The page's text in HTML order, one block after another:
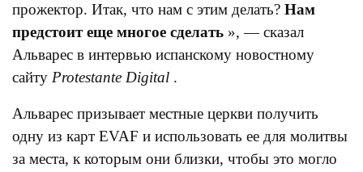
прожектор. Итак, что нам с этим делать? Нам
предстоит еще многое сделать », — сказал
Альварес в интервью испанскому новостному
сайту Protestante Digital .
Альварес призывает местные церкви получить
одну из карт EVAF и использовать ее для молитвы
за места, к которым они близки, чтобы это могло